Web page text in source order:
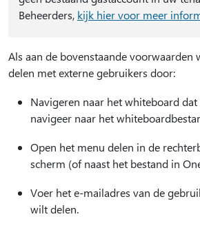
Beheerders, kijk hier voor meer
Als aan de bovenstaande voorwaarden
delen met externe gebruikers door:
Navigeren naar het whiteboard
navigeer naar het
Open het menu delen in de
scherm (of naast het bestand in
Voer het e-mailadres van de
wilt delen.